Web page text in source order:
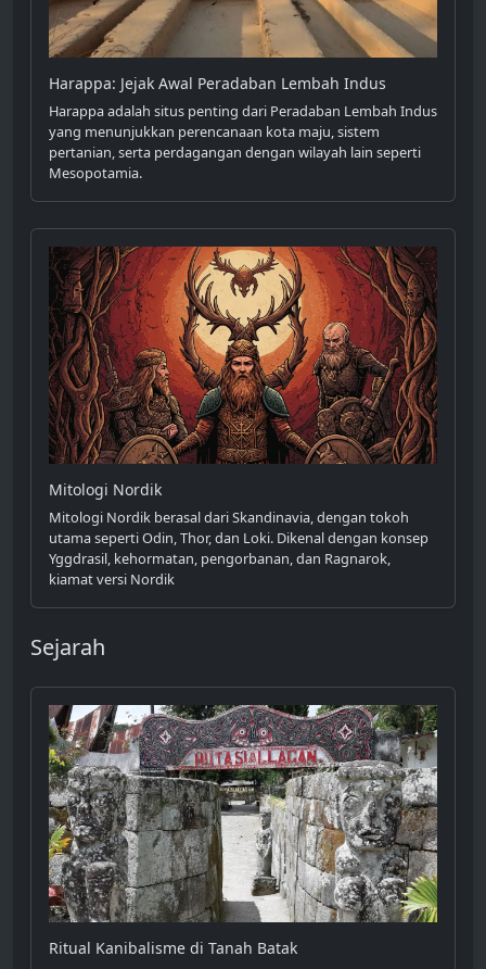
Harappa: Jejak Awal Peradaban Lembah Indus
Harappa adalah situs penting dari Peradaban Lembah Indus
yang menunjukkan perencanaan kota maju, sistem
pertanian, serta perdagangan dengan wilayah lain seperti
Mesopotamia.
Mitologi Nordik
Mitologi Nordik berasal dari Skandinavia, dengan tokoh
utama seperti Odin, Thor, dan Loki. Dikenal dengan konsep
Yggdrasil, kehormatan, pengorbanan, dan Ragnarok,
kiamat versi Nordik
Sejarah
Ritual Kanibalisme di Tanah Batak